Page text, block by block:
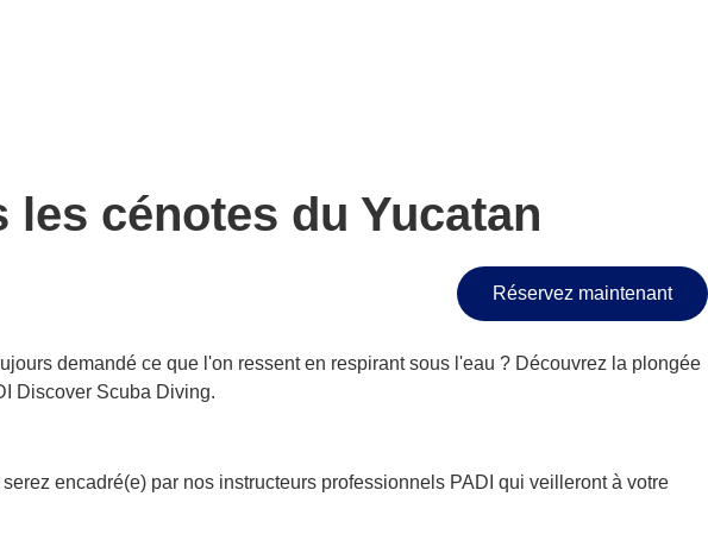
cénotes du Yucatan
Réservez maintenant
demandé ce que l'on ressent en respirant sous l'eau ? Découvrez la plongée
Discover Scuba Diving.
encadré(e) par nos instructeurs professionnels PADI qui veilleront à votre